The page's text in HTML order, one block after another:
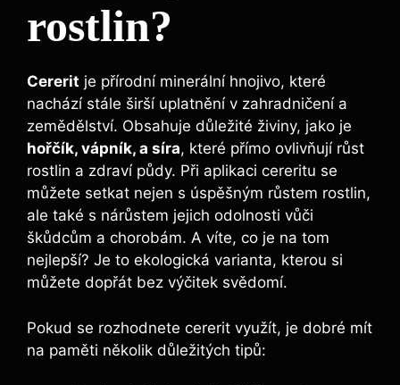
rostlin?
Cererit je přírodní minerální hnojivo, které
nachází stále širší uplatnění v zahradničení a
zemědělství. Obsahuje důležité živiny, jako⁢ je
hořčík, vápník,⁣ a síra, které přímo ovlivňují růst
rostlin a zdraví půdy. Při aplikaci cereritu se
můžete setkat nejen⁢ s úspěšným růstem rostlin,
ale také s ‌nárůstem jejich odolnosti vůči
škůdcům a chorobám. A víte, co je na⁣ tom
nejlepší? Je to ekologická varianta,​ kterou si
můžete dopřát bez výčitek ​svědomí.
Pokud se rozhodnete cererit⁢ využít,⁢ je dobré‌ mít
na paměti několik důležitých tipů: